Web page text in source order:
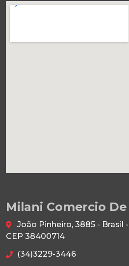
Milani Comercio
João Pinheiro, 3885 - Brasil
CEP 38400714
(34)3229-3446